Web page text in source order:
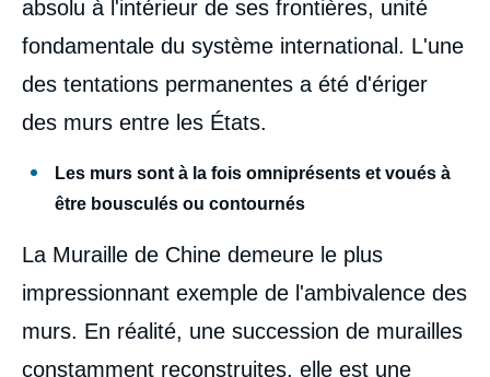
absolu à l'intérieur de ses frontières, unité
fondamentale du système international. L'une
des tentations permanentes a été d'ériger
des murs entre les États.
Les murs sont à la fois omniprésents et voués à
être bousculés ou contournés
La Muraille de Chine demeure le plus
impressionnant exemple de l'ambivalence des
murs. En réalité, une succession de murailles
constamment reconstruites, elle est une